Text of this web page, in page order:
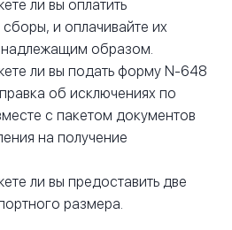
ли вы оплатить
и оплачивайте их
образом.
ли вы подать форму N-648
об исключениях по
с пакетом документов
на получение
ли вы предоставить две
размера.